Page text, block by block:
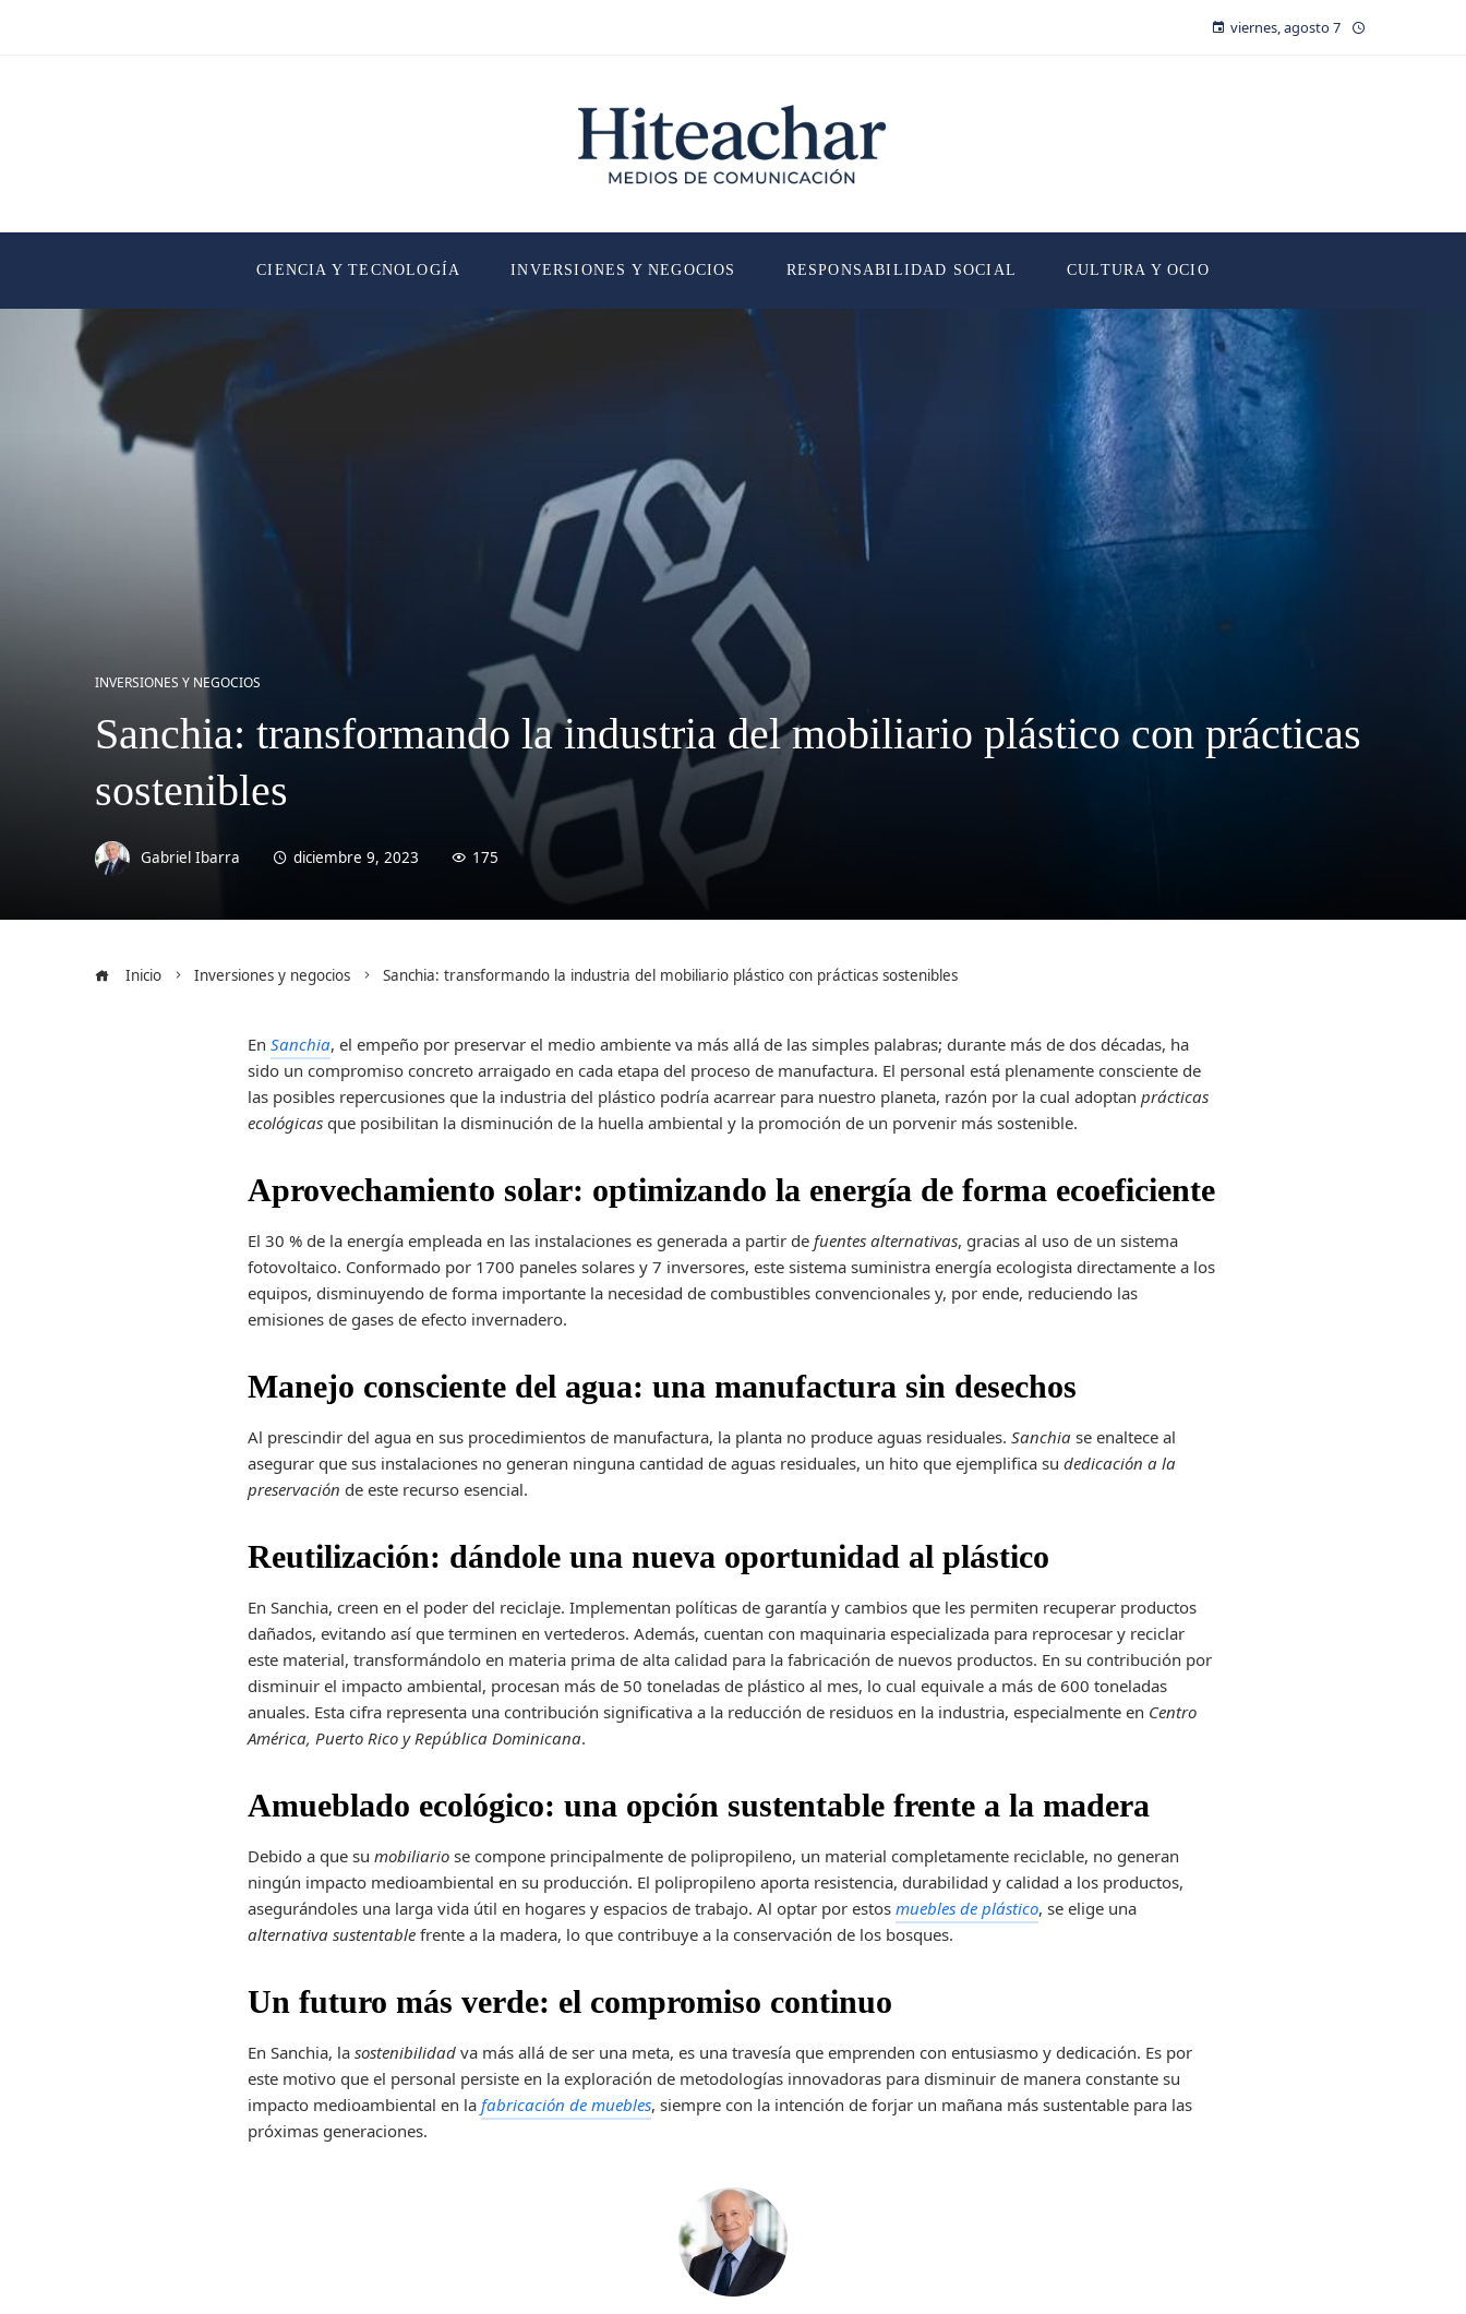
viernes, agosto 7
CIENCIA Y TECNOLOGÍA INVERSIONES Y NEGOCIOS RESPONSABILIDAD SOCIAL CULTURA Y OCIO
INVERSIONES Y NEGOCIOS
Sanchia: transformando la industria del mobiliario plástico con prácticas
sostenibles
Gabriel Ibarra diciembre 9, 2023 175
Inicio Inversiones y negocios Sanchia: transformando la industria del mobiliario plástico con prácticas sostenibles
EnSanchia, el empeño por preservar el medio ambiente va más allá de las simples palabras; durante más de dos décadas, ha
sido un compromiso concreto arraigado en cada etapa del proceso de manufactura. El personal está plenamente consciente de
las posibles repercusiones que la industria del plástico podría acarrear para nuestro planeta, razón por la cual adoptanprácticas
ecológicas que posibilitan la disminución de la huella ambiental y la promoción de un porvenir más sostenible.
Aprovechamiento solar: optimizando la energía de forma ecoeficiente
El 30 % de la energía empleada en las instalaciones es generada a partir defuentes alternativas, gracias al uso de un sistema
fotovoltaico. Conformado por 1700 paneles solares y 7 inversores, este sistema suministra energía ecologista directamente a los
equipos, disminuyendo de forma importante la necesidad de combustibles convencionales y, por ende, reduciendo las
emisiones de gases de efecto invernadero.
Manejo consciente del agua: una manufactura sin desechos
Al prescindir del agua en sus procedimientos de manufactura, la planta no produce aguas residuales.Sanchia se enaltece al
asegurar que sus instalaciones no generan ninguna cantidad de aguas residuales, un hito que ejemplifica sudedicación a la
preservación de este recurso esencial.
Reutilización: dándole una nueva oportunidad al plástico
En Sanchia, creen en el poder del reciclaje. Implementan políticas de garantía y cambios que les permiten recuperar productos
dañados, evitando así que terminen en vertederos. Además, cuentan con maquinaria especializada para reprocesar y reciclar
este material, transformándolo en materia prima de alta calidad para la fabricación de nuevos productos. En su contribución por
disminuir el impacto ambiental, procesan más de 50 toneladas de plástico al mes, lo cual equivale a más de 600 toneladas
anuales. Esta cifra representa una contribución significativa a la reducción de residuos en la industria, especialmente en Centro
América, Puerto Rico y República Dominicana.
Amueblado ecológico: una opción sustentable frente a la madera
Debido a que sumobiliario se compone principalmente de polipropileno, un material completamente reciclable, no generan
ningún impacto medioambiental en su producción. El polipropileno aporta resistencia, durabilidad y calidad a los productos,
asegurándoles una larga vida útil en hogares y espacios de trabajo. Al optar por estosmuebles de plástico, se elige una
alternativa sustentable frente a la madera, lo que contribuye a la conservación de los bosques.
Un futuro más verde: el compromiso continuo
En Sanchia, lasostenibilidad va más allá de ser una meta, es una travesía que emprenden con entusiasmo y dedicación. Es por
este motivo que el personal persiste en la exploración de metodologías innovadoras para disminuir de manera constante su
impacto medioambiental en lafabricación de muebles, siempre con la intención de forjar un mañana más sustentable para las
próximas generaciones.